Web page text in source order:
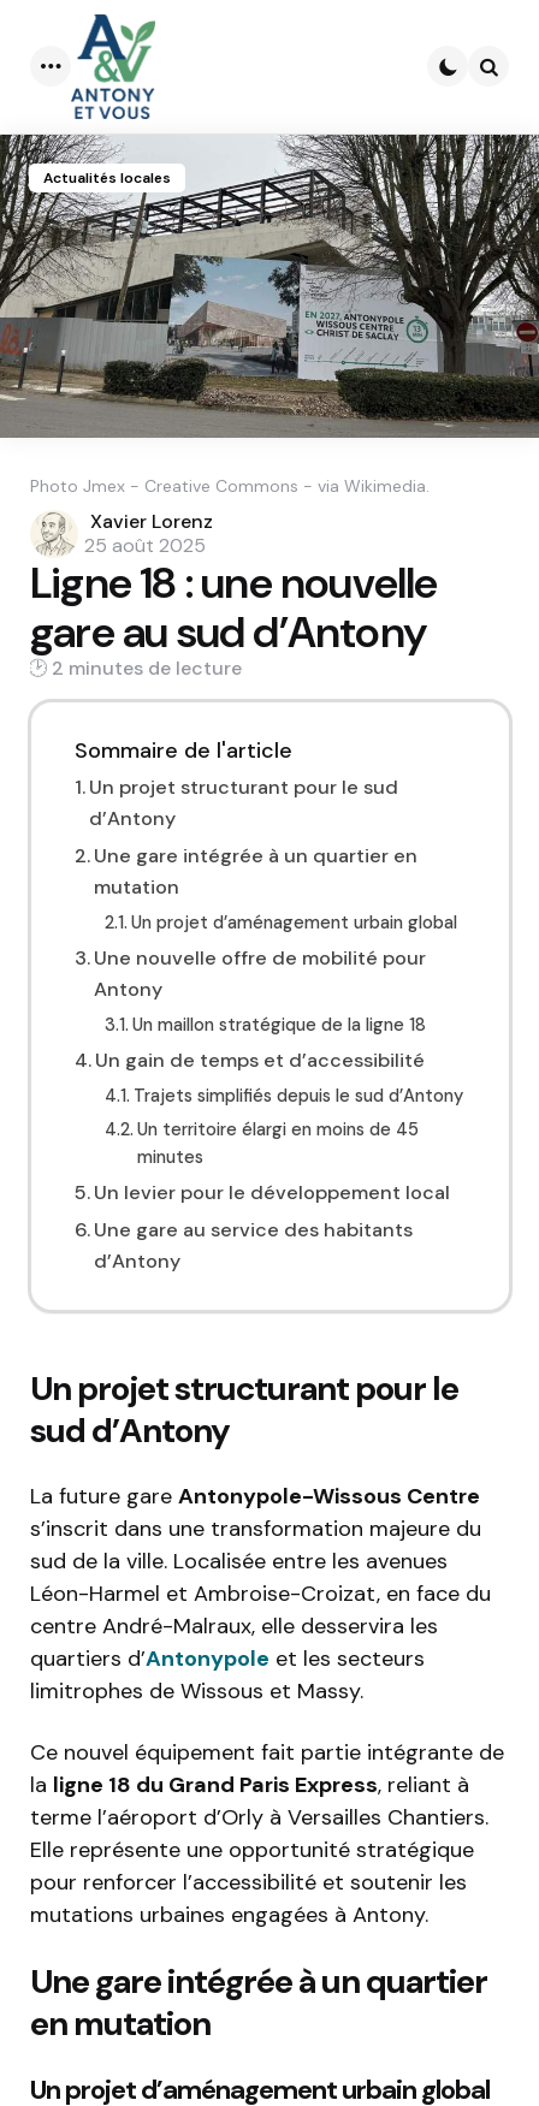
Menu
Actualités locales
Photo Jmex - Creative Commons - via Wikimedia.
Posted
by
Xavier Lorenz
25 août 2025
Ligne 18 : une nouvelle
gare au sud d’Antony
2 min
Sommaire de l'article
Un projet structurant pour le sud
d’Antony
Une gare intégrée à un quartier en
mutation
Un projet d’aménagement urbain global
Une nouvelle offre de mobilité pour
Antony
Un maillon stratégique de la ligne 18
Un gain de temps et d’accessibilité
Trajets simplifiés depuis le sud d’Antony
Un territoire élargi en moins de 45
minutes
Un levier pour le développement local
Une gare au service des habitants
d’Antony
Un projet structurant pour le
sud d’Antony
La future gare Antonypole-Wissous Centre
s’inscrit dans une transformation majeure du
sud de la ville. Localisée entre les avenues
Léon-Harmel et Ambroise-Croizat, en face du
centre André-Malraux, elle desservira les
quartiers d’Antonypole et les secteurs
limitrophes de Wissous et Massy.
Ce nouvel équipement fait partie intégrante de
la ligne 18 du Grand Paris Express, reliant à
terme l’aéroport d’Orly à Versailles Chantiers.
Elle représente une opportunité stratégique
pour renforcer l’accessibilité et soutenir les
mutations urbaines engagées à Antony.
Une gare intégrée à un quartier
en mutation
Un projet d’aménagement urbain global